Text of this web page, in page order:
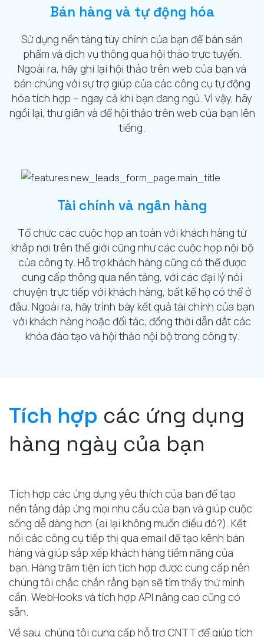
Bán hàng và tự động hóa
Sử dụng nền tảng tùy chỉnh của bạn để bán sản
phẩm và dịch vụ thông qua hội thảo trực tuyến.
Ngoài ra, hãy ghi lại hội thảo trên web của bạn và
bán chúng với sự trợ giúp của các công cụ tự động
hóa tích hợp – ngay cả khi bạn đang ngủ. Vì vậy, hãy
ngồi lại, thư giãn và để hội thảo trên web của bạn lên
tiếng.
Tài chính và ngân hàng
Tổ chức các cuộc họp an toàn với khách hàng từ
khắp nơi trên thế giới cũng như các cuộc họp nội bộ
của công ty. Hỗ trợ khách hàng cũng có thể được
cung cấp thông qua nền tảng, với các đại lý nói
chuyện trực tiếp với khách hàng, bất kể họ có thể ở
đâu. Ngoài ra, hãy trình bày kết quả tài chính của bạn
với khách hàng hoặc đối tác, đồng thời dẫn dắt các
khóa đào tạo và hội thảo nội bộ trong công ty.
Tích hợp các ứng dụng
hàng ngày của bạn
Tích hợp các ứng dụng yêu thích của bạn để tạo
nền tảng đáp ứng mọi nhu cầu của bạn và giúp cuộc
sống dễ dàng hơn (ai lại không muốn điều đó?). Kết
nối các công cụ tiếp thị qua email để tạo kênh bán
hàng và giúp sắp xếp khách hàng tiềm năng của
bạn. Hàng trăm tiện ích tích hợp được cung cấp nên
chúng tôi chắc chắn rằng bạn sẽ tìm thấy thứ mình
cần. WebHooks và tích hợp API nâng cao cũng có
sẵn.
Về sau, chúng tôi cung cấp hỗ trợ CNTT để giúp tích